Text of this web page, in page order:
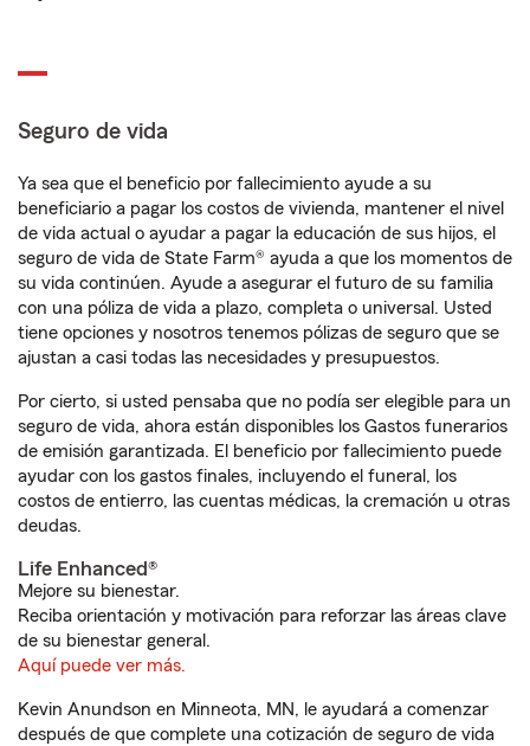
Seguro de vida
Ya sea que el beneficio por fallecimiento ayude a su
beneficiario a pagar los costos de vivienda, mantener el nivel
de vida actual o ayudar a pagar la educación de sus hijos, el
seguro de vida de State Farm® ayuda a que los momentos de
su vida continúen. Ayude a asegurar el futuro de su familia
con una póliza de vida a plazo, completa o universal. Usted
tiene opciones y nosotros tenemos pólizas de seguro que se
ajustan a casi todas las necesidades y presupuestos.
Por cierto, si usted pensaba que no podía ser elegible para un
seguro de vida, ahora están disponibles los Gastos funerarios
de emisión garantizada. El beneficio por fallecimiento puede
ayudar con los gastos finales, incluyendo el funeral, los
costos de entierro, las cuentas médicas, la cremación u otras
deudas.
Life Enhanced®
Mejore su bienestar.
Reciba orientación y motivación para reforzar las áreas clave
de su bienestar general.
Aquí puede ver más.
Kevin Anundson en Minneota, MN, le ayudará a comenzar
después de que complete una cotización de seguro de vida